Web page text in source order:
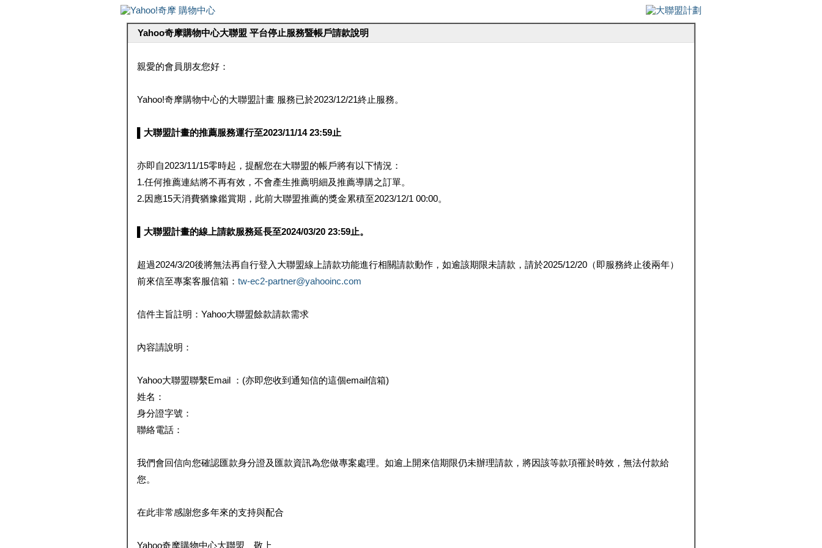
Yahoo奇摩購物中心大聯盟 平台停止服務暨帳戶請款說明
親愛的會員朋友您好：
Yahoo!奇摩購物中心的大聯盟計畫 服務已於2023/12/21終止服務。
▌大聯盟計畫的推薦服務運行至2023/11/14 23:59止
亦即自2023/11/15零時起，提醒您在大聯盟的帳戶將有以下情況：
1.任何推薦連結將不再有效，不會產生推薦明細及推薦導購之訂單。
2.因應15天消費猶豫鑑賞期，此前大聯盟推薦的獎金累積至2023/12/1 00:00。
▌大聯盟計畫的線上請款服務延長至2024/03/20 23:59止。
超過2024/3/20後將無法再自行登入大聯盟線上請款功能進行相關請款動作，如逾該期限未請款，請於2025/12/20（即服務終止後兩年）
前來信至專案客服信箱： tw-ec2-partner@yahooinc.com
信件主旨註明：Yahoo大聯盟餘款請款需求
內容請說明：
Yahoo大聯盟聯繫Email ：(亦即您收到通知信的這個email信箱)
姓名：
身分證字號：
聯絡電話：
我們會回信向您確認匯款身分證及匯款資訊為您做專案處理。如逾上開來信期限仍未辦理請款，將因該等款項罹於時效，無法付款給
您。
在此非常感謝您多年來的支持與配合
Yahoo奇摩購物中心大聯盟 敬上